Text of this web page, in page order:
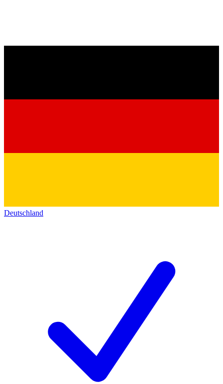
Deutschland